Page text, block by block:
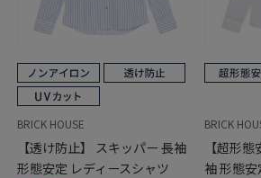
BRICK HOUSE
【透け防止】 スキッパー 長袖
形態安定 レディースシャツ
BRICK
【超形
袖 形態